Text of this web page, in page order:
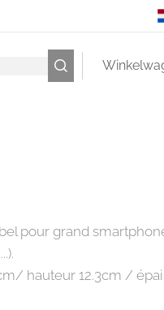
pour grand
hauteur 12.3cm /